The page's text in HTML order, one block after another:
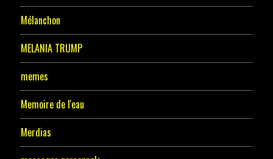
Mélanchon
MELANIA TRUMP
memes
Memoire de l'eau
Merdias